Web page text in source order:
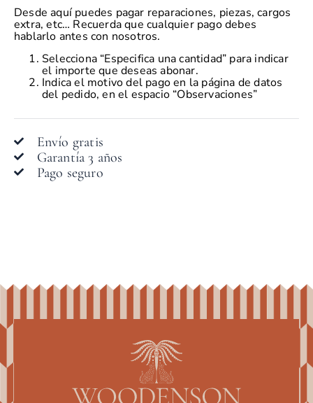
Desde aquí puedes pagar reparaciones, piezas, cargos
extra, etc… Recuerda que cualquier pago debes
hablarlo antes con nosotros.
Selecciona “Especifica una cantidad” para indicar
el importe que deseas abonar.
Indica el motivo del pago en la página de datos
del pedido, en el espacio “Observaciones”
Envío gratis
Garantía 3 años
Pago seguro